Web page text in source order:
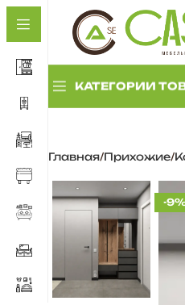
КАТЕГОРИИ
прихожих
Прихожие с
антресолью
Прихожие с
панелью
Обувницы и тумбы
Комплектующие
Главная Прихожие
-